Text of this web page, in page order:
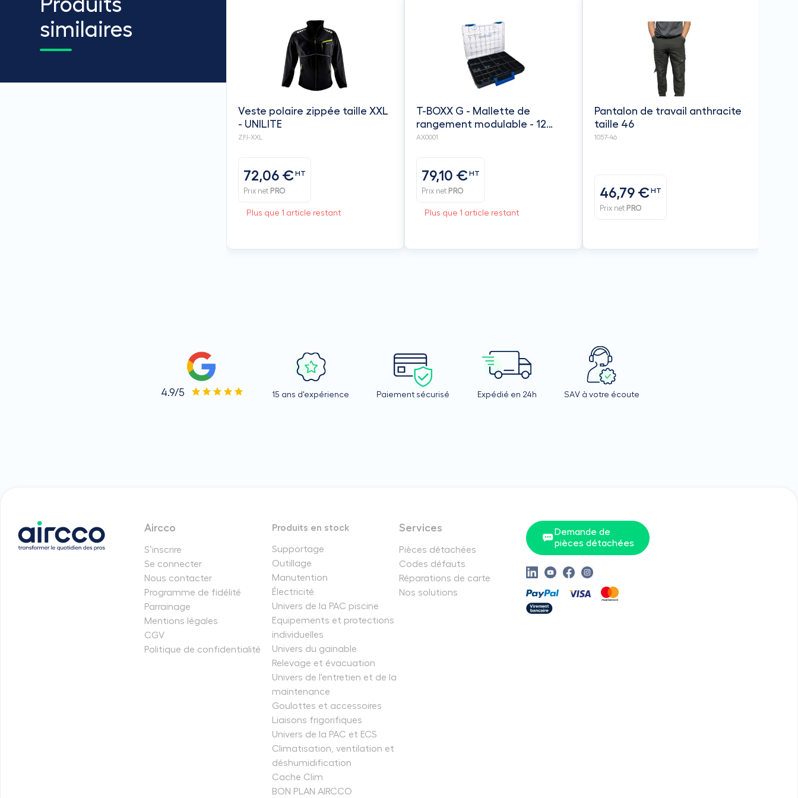
Produits
similaires
Veste polaire zippée taille XXL
- UNILITE
ZFJ-XXL
72,06 €HT
Prix net PRO
Plus que 1 article restant
T-BOXX G - Mallette de
rangement modulable - 12
compartiments - SORTIMO
AX0001
79,10 €HT
Prix net PRO
Plus que 1 article restant
Pantalon de travail anthracite
taille 46
1057-46
46,79 €HT
Prix net PRO
4.9/5 15 ans d'expérience Paiement sécurisé Expédié en 24h SAV à votre écoute
Aircco
S’inscrire
Se connecter
Nous contacter
Programme de fidélité
Parrainage
Mentions légales
CGV
Politique de confidentialité
Produits en stock
Supportage
Outillage
Manutention
Électricité
Univers de la PAC piscine
Equipements et protections
individuelles
Univers du gainable
Relevage et évacuation
Univers de l'entretien et de la
maintenance
Goulottes et accessoires
Liaisons frigorifiques
Univers de la PAC et ECS
Climatisation, ventilation et
déshumidification
Cache Clim
BON PLAN AIRCCO
Services
Pièces détachées
Codes défauts
Réparations de carte
Nos solutions
Demande de
pièces détachées